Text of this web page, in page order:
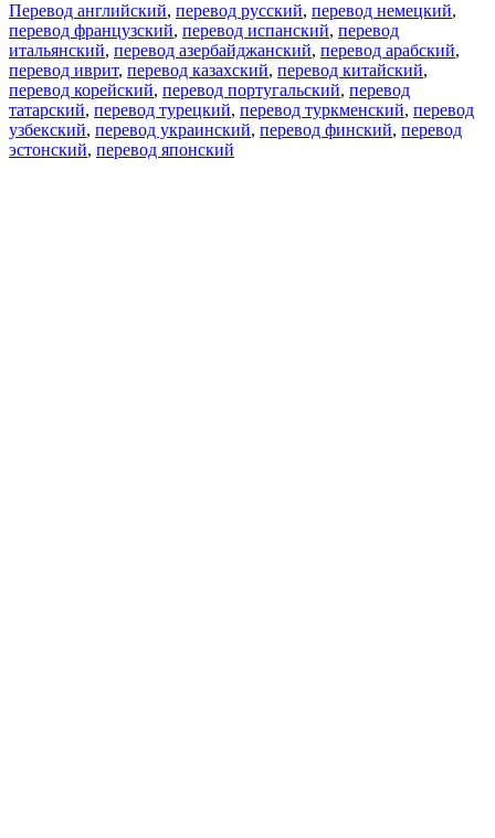
Перевод английский, перевод русский, перевод немецкий,
перевод французский, перевод испанский, перевод
итальянский, перевод азербайджанский, перевод арабский,
перевод иврит, перевод казахский, перевод китайский,
перевод корейский, перевод португальский, перевод
татарский, перевод турецкий, перевод туркменский, перевод
узбекский, перевод украинский, перевод финский, перевод
эстонский, перевод японский